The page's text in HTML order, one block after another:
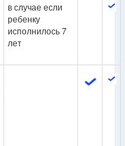
в случае если
ребенку
исполнилось 7
лет